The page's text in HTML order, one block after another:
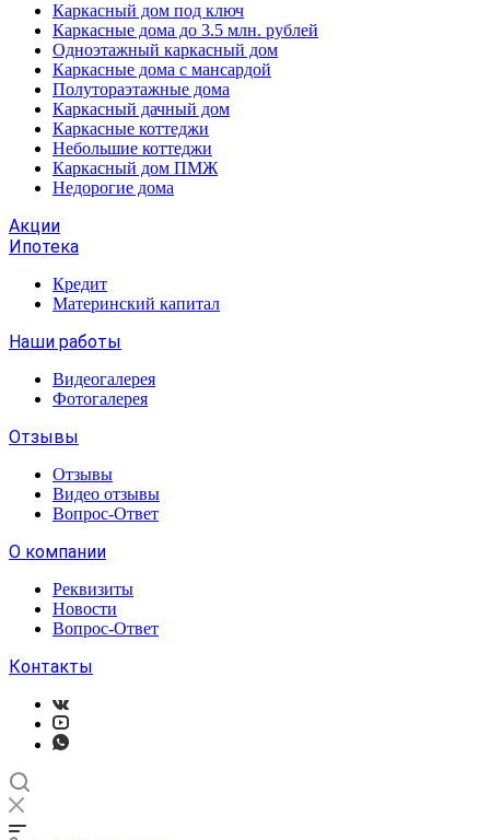
Каркасный дом под ключ
Каркасные дома до 3.5 млн. рублей
Одноэтажный каркасный дом
Каркасные дома с мансардой
Полутораэтажные дома
Каркасный дачный дом
Каркасные коттеджи
Небольшие коттеджи
Каркасный дом ПМЖ
Недорогие дома
Акции
Ипотека
Кредит
Материнский капитал
Наши работы
Видеогалерея
Фотогалерея
Отзывы
Отзывы
Видео отзывы
Вопрос-Ответ
О компании
Реквизиты
Новости
Вопрос-Ответ
Контакты